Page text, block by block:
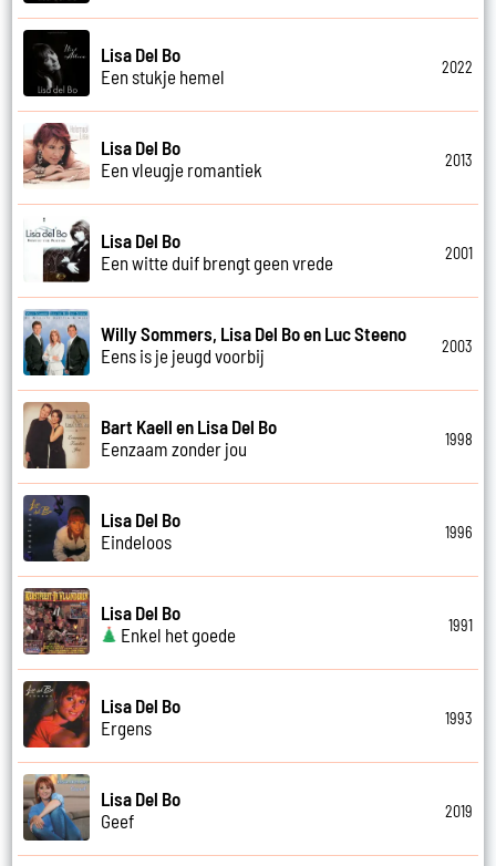
Lisa Del Bo
Een stukje hemel
2022
Lisa Del Bo
Een vleugje romantiek
2013
Lisa Del Bo
Een witte duif brengt geen vrede
2001
Willy Sommers, Lisa Del Bo en Luc Steeno
Eens is je jeugd voorbij
2003
Bart Kaell en Lisa Del Bo
Eenzaam zonder jou
1998
Lisa Del Bo
Eindeloos
1996
Lisa Del Bo
Enkel het goede
1991
Lisa Del Bo
Ergens
1993
Lisa Del Bo
Geef
2019